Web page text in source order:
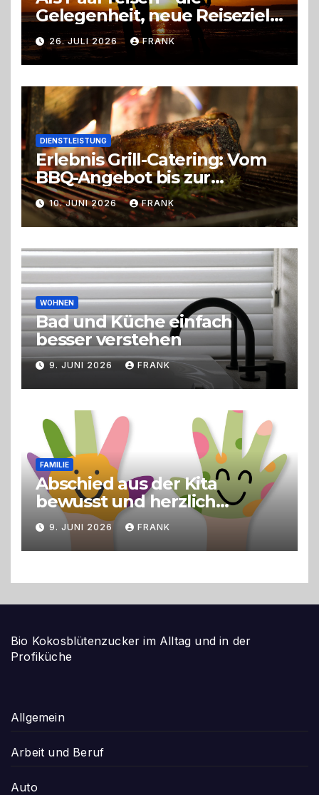
Gelegenheit, neue Reiseziele
zu entdecken
26. JULI 2026 FRANK
DIENSTLEISTUNG
Erlebnis Grill-Catering: Vom
BBQ-Angebot bis zur
perfekten Eventorganisation
Trend zu Outdoor-Events,
Erlebnisgastronomie und
Live-Cooking
10. JUNI 2026 FRANK
WOHNEN
Bad und Küche einfach
besser verstehen
9. JUNI 2026 FRANK
FAMILIE
Abschied aus der Kita
bewusst und herzlich
gestalten
9. JUNI 2026 FRANK
Bio Kokosblütenzucker im Alltag und in der
Profiküche
Allgemein
Arbeit und Beruf
Auto